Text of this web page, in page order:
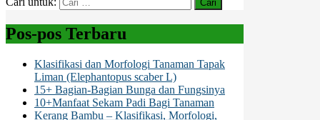
Pos-pos Terbaru
Klasifikasi dan Morfologi Tanaman Tapak
Liman (Elephantopus scaber L)
15+ Bagian-Bagian Bunga dan Fungsinya
10+Manfaat Sekam Padi Bagi Tanaman
Kerang Bambu – Klasifikasi, Morfologi,